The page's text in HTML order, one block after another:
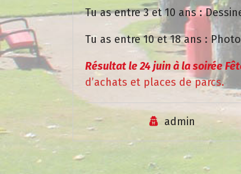
Tu as entre 3 et 10 ans :
Tu as entre 10 et 18 ans :
Résultat le 24 juin à la soirée
d’achats et places de parcs.
admin